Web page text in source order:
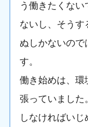
う働きたくな
ないし、そうす
ぬしかないので
す。
働き始めは、環
張っていました
しなければい